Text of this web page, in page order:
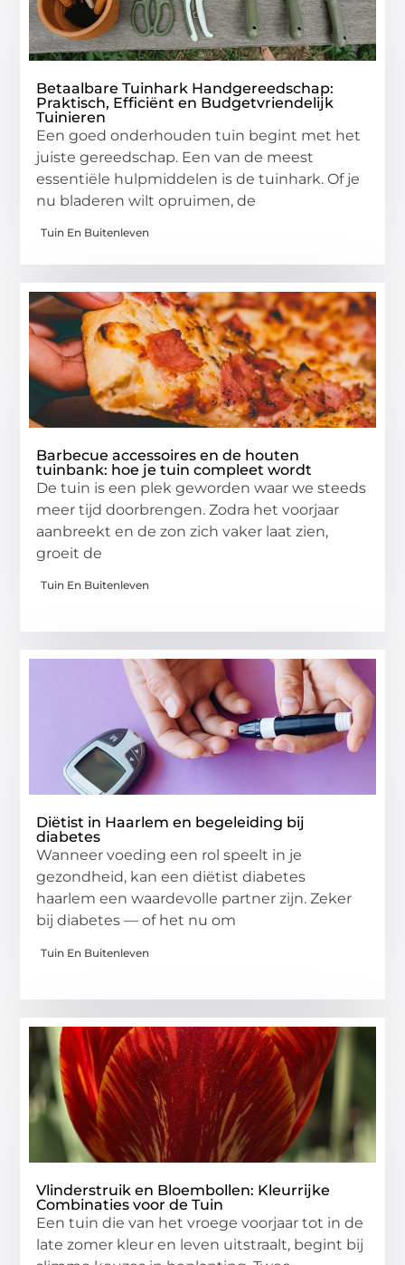
Betaalbare Tuinhark Handgereedschap:
Praktisch, Efficiënt en Budgetvriendelijk
Tuinieren
Een goed onderhouden tuin begint met het
juiste gereedschap. Een van de meest
essentiële hulpmiddelen is de tuinhark. Of je
nu bladeren wilt opruimen, de
Tuin En Buitenleven
Barbecue accessoires en de houten
tuinbank: hoe je tuin compleet wordt
De tuin is een plek geworden waar we steeds
meer tijd doorbrengen. Zodra het voorjaar
aanbreekt en de zon zich vaker laat zien,
groeit de
Tuin En Buitenleven
Diëtist in Haarlem en begeleiding bij
diabetes
Wanneer voeding een rol speelt in je
gezondheid, kan een diëtist diabetes
haarlem een waardevolle partner zijn. Zeker
bij diabetes — of het nu om
Tuin En Buitenleven
Vlinderstruik en Bloembollen: Kleurrijke
Combinaties voor de Tuin
Een tuin die van het vroege voorjaar tot in de
late zomer kleur en leven uitstraalt, begint bij